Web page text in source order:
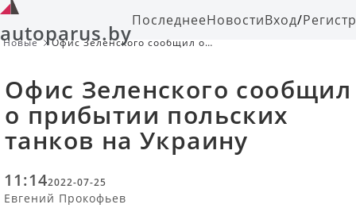
autoparus.byПоследнееНовостиВход/
Новые
Офис Зеленского сообщил о
Офис Зеленского сообщил
о прибытии польских
танков на Украину
11:142022-07-25
Евгений Прокофьев